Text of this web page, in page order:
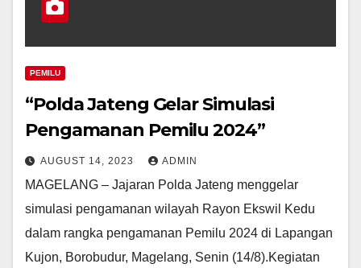
PEMILU
“Polda Jateng Gelar Simulasi
Pengamanan Pemilu 2024”
AUGUST 14, 2023 ADMIN
MAGELANG – Jajaran Polda Jateng menggelar
simulasi pengamanan wilayah Rayon Ekswil Kedu
dalam rangka pengamanan Pemilu 2024 di Lapangan
Kujon, Borobudur, Magelang, Senin (14/8).Kegiatan